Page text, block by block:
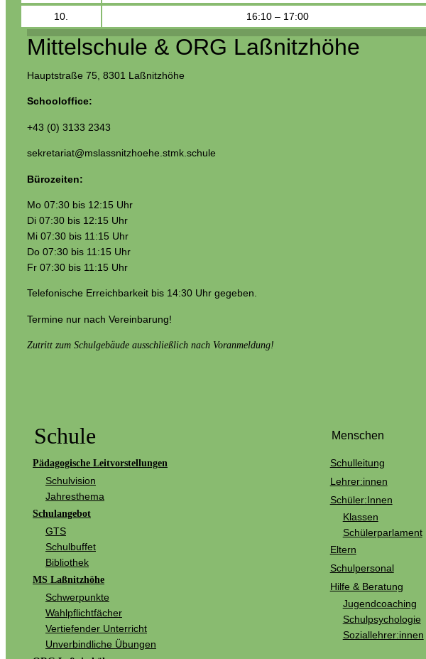
10. 16:10 – 17:00
Mittelschule & ORG Laßnitzhöhe
Hauptstraße 75, 8301 Laßnitzhöhe
Schooloffice:
+43 (0) 3133 2343
sekretariat@mslassnitzhoehe.stmk.schule
Bürozeiten:
Mo 07:30 bis 12:15 Uhr
Di 07:30 bis 12:15 Uhr
Mi 07:30 bis 11:15 Uhr
Do 07:30 bis 11:15 Uhr
Fr 07:30 bis 11:15 Uhr
Telefonische Erreichbarkeit bis 14:30 Uhr gegeben.
Termine nur nach Vereinbarung!
Zutritt zum Schulgebäude ausschließlich nach Voranmeldung!
Schule
Pädagogische Leitvorstellungen
Schulvision
Jahresthema
Schulangebot
GTS
Schulbuffet
Bibliothek
MS Laßnitzhöhe
Schwerpunkte
Wahlpflichtfächer
Vertiefender Unterricht
Unverbindliche Übungen
Menschen
Schulleitung
Lehrer:innen
Schüler:Innen
Klassen
Schülerparlament
Eltern
Schulpersonal
Hilfe & Beratung
Jugendcoaching
Schulpsychologie
Soziallehrer:innen